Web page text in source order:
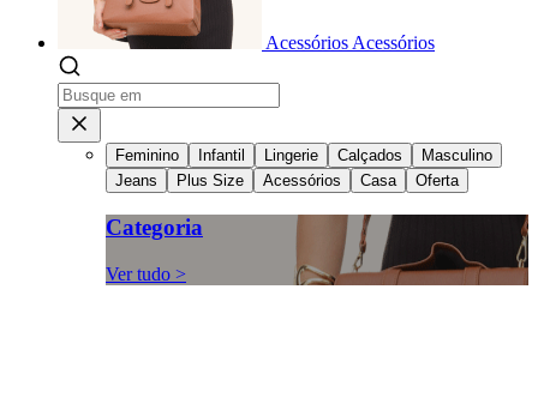
Acessórios Acessórios
Feminino Infantil Lingerie Calçados
Masculino
Jeans
Plus Size Acessórios Casa Oferta
Categoria
Ver tudo >